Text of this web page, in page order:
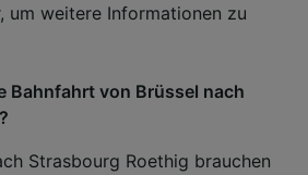
, um weitere Informationen zu
Bahnfahrt von Brüssel nach
Strasbourg Roethig brauchen